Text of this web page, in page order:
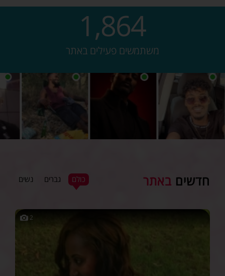
‏1,864
משתמשים פעילים באתר
חדשים באתר כולם גברים נשים
2